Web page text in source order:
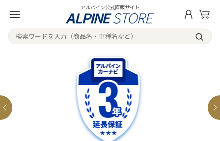
アルパイン公式直販サイト